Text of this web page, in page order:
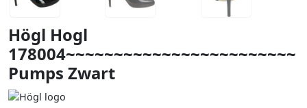
Högl Hogl
178004~~~~~~~~~~~~~~~~~~~~~~~~
Pumps Zwart